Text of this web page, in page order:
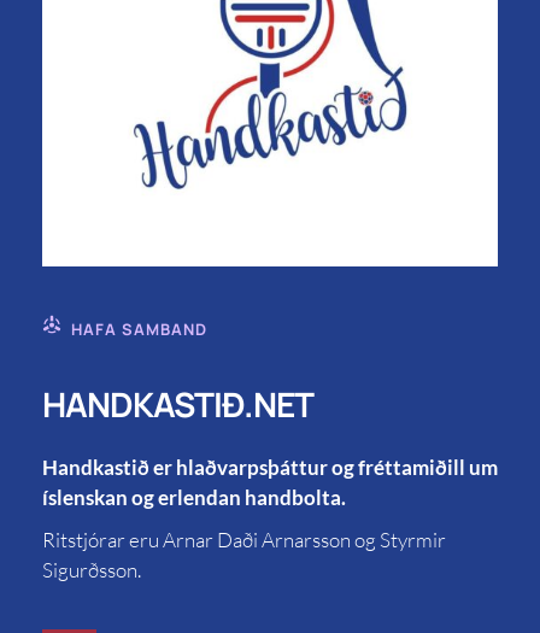
HAFA SAMBAND
HANDKASTIÐ.NET
Handkastið er hlaðvarpsþáttur og fréttamiðill um
íslenskan og erlendan handbolta.
Ritstjórar eru Arnar Daði Arnarsson og Styrmir
Sigurðsson.